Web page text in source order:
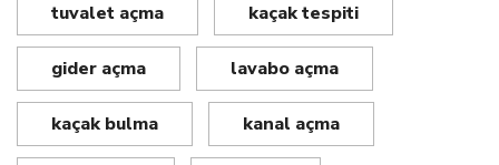
tuvalet açma kaçak tespiti
gider açma lavabo açma
kaçak bulma kanal açma